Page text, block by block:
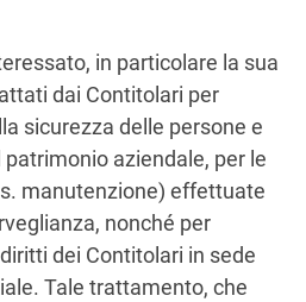
in particolare la sua
dai Contitolari per
sicurezza delle persone e
aziendale, per le
manutenzione) effettuate
nonché per
dei Contitolari in sede
Tale trattamento, che